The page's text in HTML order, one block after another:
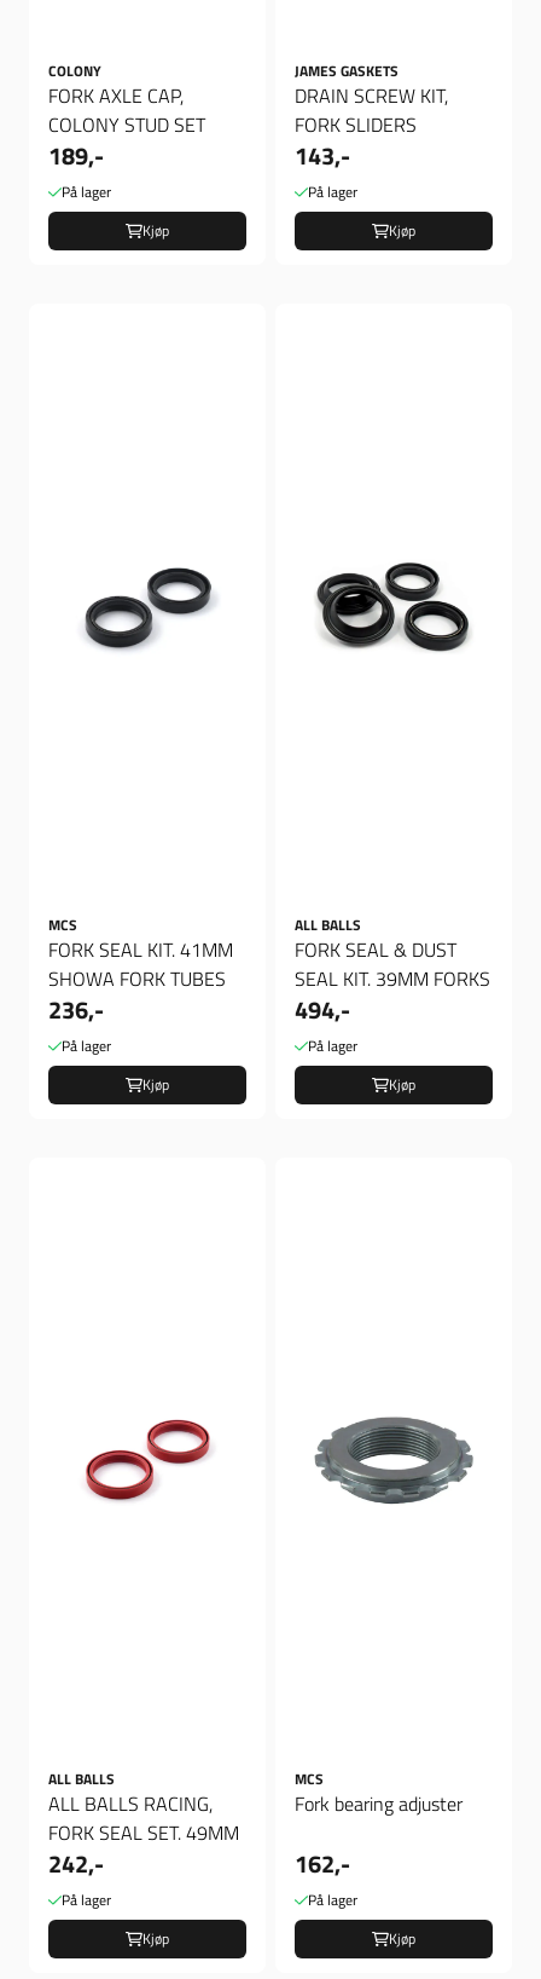
COLONY
FORK AXLE CAP,
COLONY STUD SET
189,-
På lager
Kjøp
JAMES GASKETS
DRAIN SCREW KIT,
FORK SLIDERS
143,-
På lager
Kjøp
MCS
FORK SEAL KIT. 41MM
SHOWA FORK TUBES
236,-
På lager
Kjøp
ALL BALLS
FORK SEAL & DUST
SEAL KIT. 39MM FORKS
494,-
På lager
Kjøp
ALL BALLS
ALL BALLS RACING,
FORK SEAL SET. 49MM
242,-
På lager
Kjøp
MCS
Fork bearing adjuster
162,-
På lager
Kjøp